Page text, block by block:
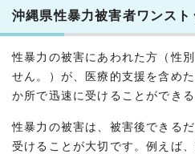
沖縄県性暴力被害者ワンス
性暴力の被害にあわれた方（性
せん。）が、医療的支援を含め
か所で迅速に受けることができ
性暴力の被害は、被害後できる
受けることが大切です。例えば